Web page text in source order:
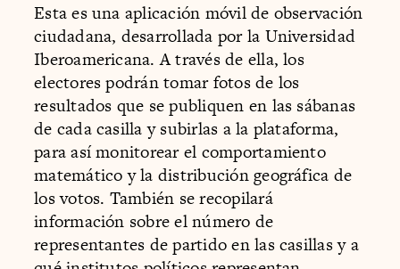
Esta es una aplicación móvil de observación
ciudadana, desarrollada por la Universidad
Iberoamericana. A través de ella, los
electores podrán tomar fotos de los
resultados que se publiquen en las sábanas
de cada casilla y subirlas a la plataforma,
para así monitorear el comportamiento
matemático y la distribución geográfica de
los votos. También se recopilará
información sobre el número de
representantes de partido en las casillas y a